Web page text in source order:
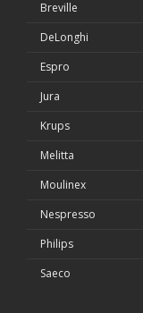
Breville
DeLonghi
Espro
Jura
Krups
Melitta
Moulinex
Nespresso
Philips
Saeco